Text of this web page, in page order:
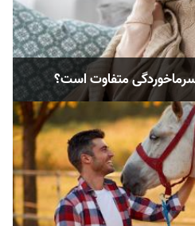
سرماخوردگی متفاوت است؟